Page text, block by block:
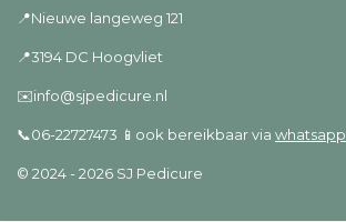
b
o
k
a
r
a
m
s
p
📍Nieuwe langeweg 121
📍3194 DC Hoogvliet
✉️info@sjpedicure.nl
📞06-22727473 📱ook bereikbaar via whatsapp
© 2024 - 2026 SJ Pedicure